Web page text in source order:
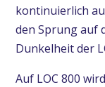
kontinuierlich
den Sprung auf
Dunkelheit der
Auf LOC 800